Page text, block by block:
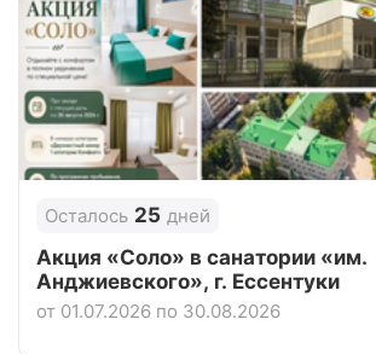
Отзывы 3 отзывов
«Мрия» курорт (бывш. MRIYA
Цена в сутки от0руб.
Отзывы
Осталось 25 дней
Акция «Соло» в санатории «им.
Анджиевского», г. Ессентуки
от 01.07.2026 по 30.08.2026